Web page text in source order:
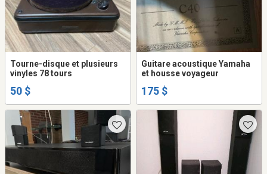
Tourne-disque et plusieurs
vinyles 78 tours
50 $
Guitare acoustique Yamaha
et housse voyageur
175 $